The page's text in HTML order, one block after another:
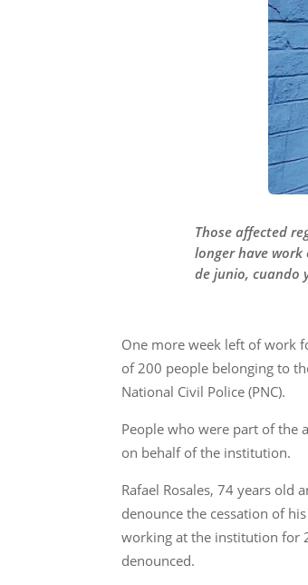
Those affected
longer have work
de junio, cuando
One more week left of work
of 200 people belonging to
National Civil Police (PNC).
People who were part of the
on behalf of the institution.
Rafael Rosales, 74 years
denounce the cessation of
working at the institution for
denounced.